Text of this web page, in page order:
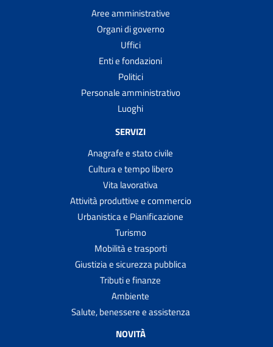
Aree amministrative
Organi di governo
Uffici
Enti e fondazioni
Politici
Personale amministrativo
Luoghi
SERVIZI
Anagrafe e stato civile
Cultura e tempo libero
Vita lavorativa
Attività produttive e commercio
Urbanistica e Pianificazione
Turismo
Mobilità e trasporti
Giustizia e sicurezza pubblica
Tributi e finanze
Ambiente
Salute, benessere e assistenza
NOVITÀ